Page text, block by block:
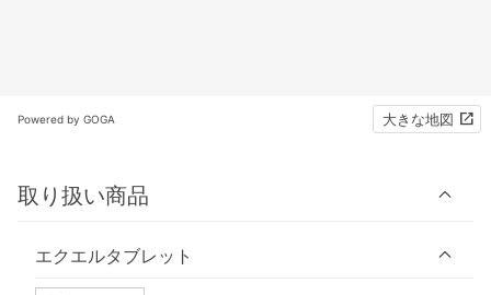
Powered by GOGA 大きな地図
取り扱い商品
エクエルタブレット